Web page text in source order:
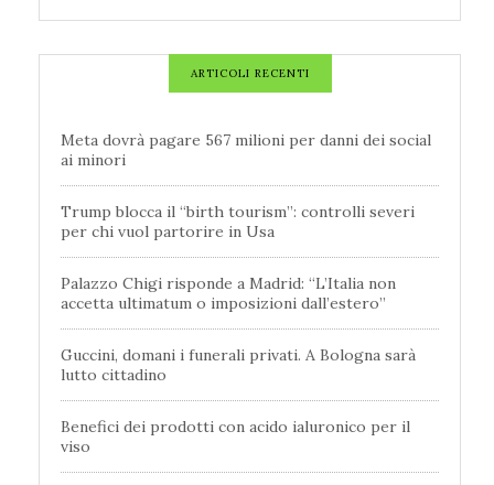
ARTICOLI RECENTI
Meta dovrà pagare 567 milioni per danni dei social
ai minori
Trump blocca il “birth tourism”: controlli severi
per chi vuol partorire in Usa
Palazzo Chigi risponde a Madrid: “L’Italia non
accetta ultimatum o imposizioni dall’estero”
Guccini, domani i funerali privati. A Bologna sarà
lutto cittadino
Benefici dei prodotti con acido ialuronico per il
viso